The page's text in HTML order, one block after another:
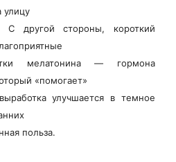
улицу
другой стороны, короткий
мелатонина — гормона
«помогает»
улучшается в темное
польза.